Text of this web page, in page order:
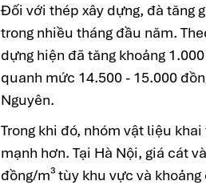
Đối với thép xây dựng, đà tăng
trong nhiều tháng đầu năm.
dựng hiện đã tăng khoảng
quanh mức 14.500 - 15.000
Nguyên.
Trong khi đó, nhóm vật liệu
mạnh hơn. Tại Hà Nội, giá cát
đồng/m³ tùy khu vực và